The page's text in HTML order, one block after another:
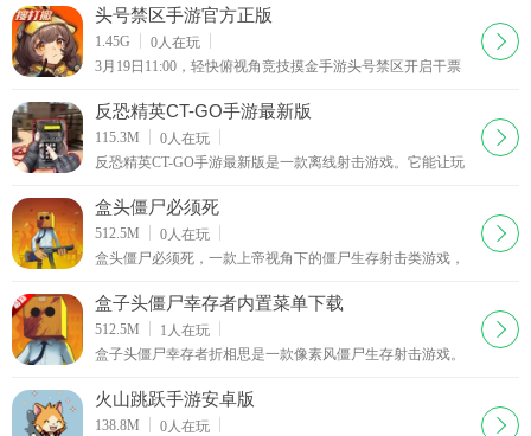
体验全新的游戏内容，同时还有超多的游戏福利领取
头号禁区手游官方正版
1.45G 0人在玩
3月19日11:00，轻快俯视角竞技摸金手游头号禁区开启干票
专属大红藏品粉红之心，还有机会得2g黄金苹果。新
下载
反恐精英CT-GO手游最新版
115.3M 0人在玩
反恐精英CT-GO手游最新版是一款离线射击游戏。它能让玩
器。游戏可流畅控制3D环境，展示多张地图。玩家唯一任
下载
盒头僵尸必须死
512.5M 0人在玩
盒头僵尸必须死，一款上帝视角下的僵尸生存射击类游戏，
在商城解锁购买新的装备，通过击败对手来提升等级
下载
盒子头僵尸幸存者内置菜单下载
512.5M 1 人在玩
盒子头僵尸幸存者折相思是一款像素风僵尸生存射击游戏。
击机制对抗僵尸潮，玩起来非常上头。游戏里有不少
下载
火山跳跃手游安卓版
138.8M 0人在玩
下载